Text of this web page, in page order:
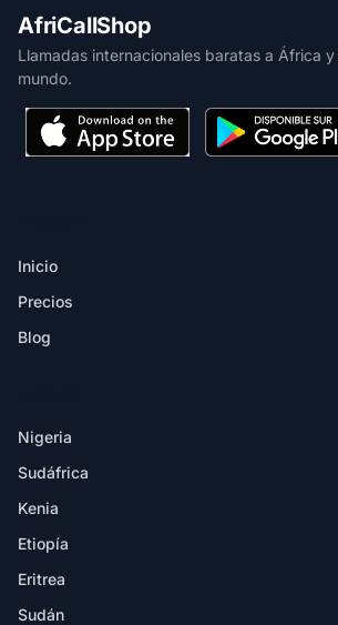
AfriCallShop
Llamadas internacionales baratas a África y
mundo.
Inicio
Precios
Blog
Nigeria
Sudáfrica
Kenia
Etiopía
Eritrea
Sudán